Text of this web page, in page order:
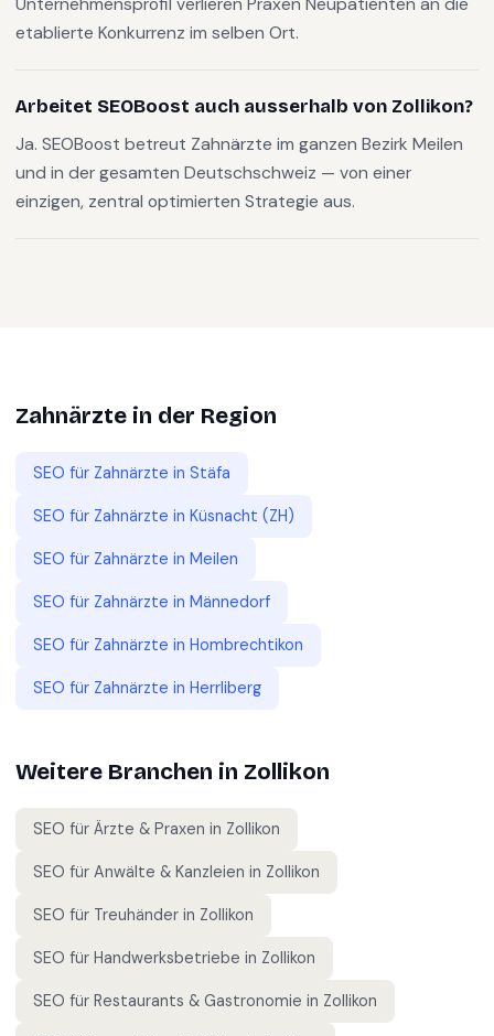
etablierte Konkurrenz im selben Ort.
Arbeitet SEOBoost auch ausserhalb von Zollikon?
Ja. SEOBoost betreut Zahnärzte im ganzen Bezirk Meilen
und in der gesamten Deutschschweiz — von einer
einzigen, zentral optimierten Strategie aus.
Zahnärzte in der Region
SEO für Zahnärzte in Stäfa
SEO für Zahnärzte in Küsnacht (ZH)
SEO für Zahnärzte in Meilen
SEO für Zahnärzte in Männedorf
SEO für Zahnärzte in Hombrechtikon
SEO für Zahnärzte in Herrliberg
Weitere Branchen in Zollikon
SEO für Ärzte & Praxen in Zollikon
SEO für Anwälte & Kanzleien in Zollikon
SEO für Treuhänder in Zollikon
SEO für Handwerksbetriebe in Zollikon
SEO für Restaurants & Gastronomie in Zollikon